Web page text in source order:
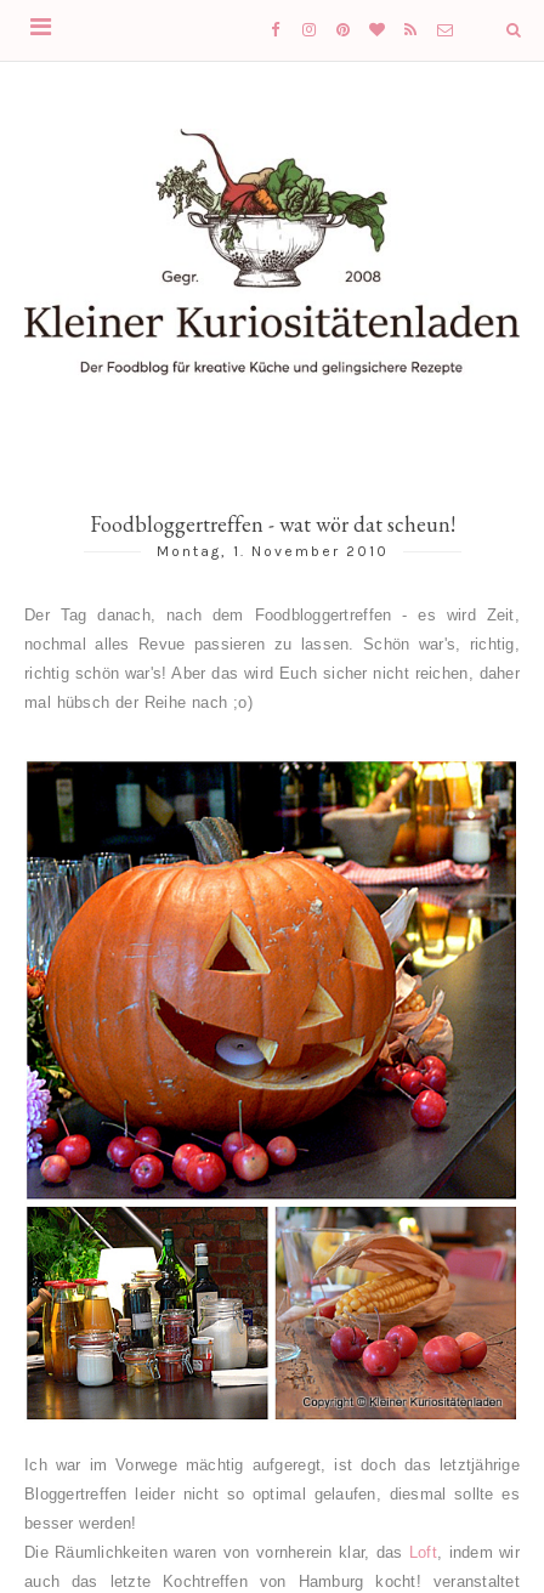
Foodbloggertreffen - wat wör dat scheun!
Montag, 1. November 2010
Der Tag danach, nach dem Foodbloggertreffen - es wird Zeit,
nochmal alles Revue passieren zu lassen. Schön war's, richtig,
richtig schön war's! Aber das wird Euch sicher nicht reichen, daher
mal hübsch der Reihe nach ;o)
Ich war im Vorwege mächtig aufgeregt, ist doch das letztjährige
Bloggertreffen leider nicht so optimal gelaufen, diesmal sollte es
besser werden!
Die Räumlichkeiten waren von vornherein klar, das Loft, indem wir
auch das letzte Kochtreffen von Hamburg kocht! veranstaltet